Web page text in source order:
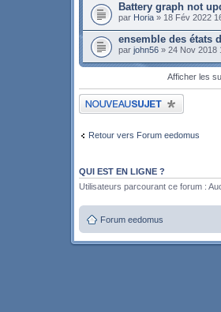
Battery graph not
par Horia » 18 Fév 2022
ensemble des états
par john56 » 24 Nov 2018
Afficher les
Publier un nouveau sujet
Retour vers Forum eedomus
QUI EST EN LIGNE ?
Utilisateurs parcourant ce forum :
Forum eedomus